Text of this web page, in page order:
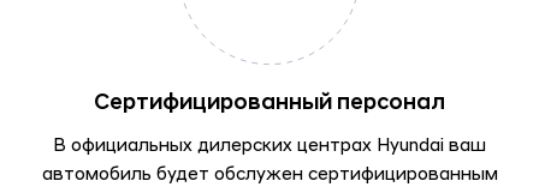
Сертифицированный персонал
В официальных дилерских центрах Hyundai ваш
автомобиль будет обслужен сертифицированным